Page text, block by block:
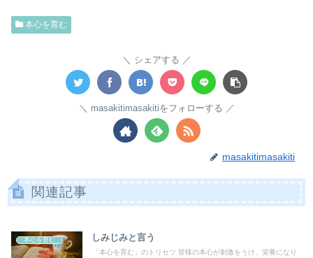
本心を育む
シェアする
masakitimasakitiをフォローする
masakitimasakiti
関連記事
本心を育む しみじみと言う
「本心を育む」のトリセツ 皆様の本心が刺激をうけ、栄養になり